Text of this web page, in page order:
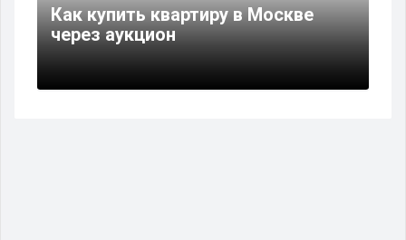
Как купить квартиру в Москве
через аукцион